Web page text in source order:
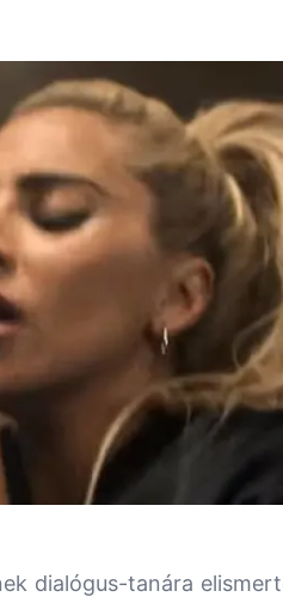
dialógus-tanára